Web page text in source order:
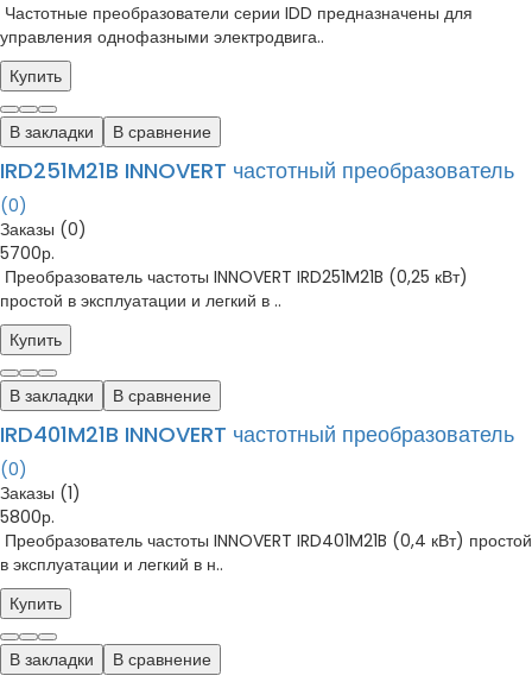
Частотные преобразователи серии IDD предназначены для
управления однофазными электродвига..
Купить
В закладки В сравнение
IRD251M21B INNOVERT частотный преобразователь
(0)
Заказы (0)
5700р.
Преобразователь частоты INNOVERT IRD251M21B (0,25 кВт)
простой в эксплуатации и легкий в ..
Купить
В закладки В сравнение
IRD401M21B INNOVERT частотный преобразователь
(0)
Заказы (1)
5800р.
Преобразователь частоты INNOVERT IRD401M21B (0,4 кВт) простой
в эксплуатации и легкий в н..
Купить
В закладки В сравнение